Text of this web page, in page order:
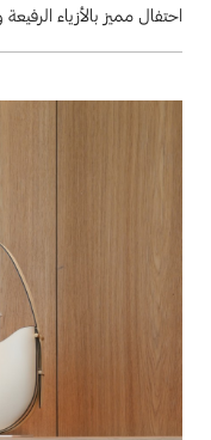
احتفال مميز بالأزياء الرفيعة